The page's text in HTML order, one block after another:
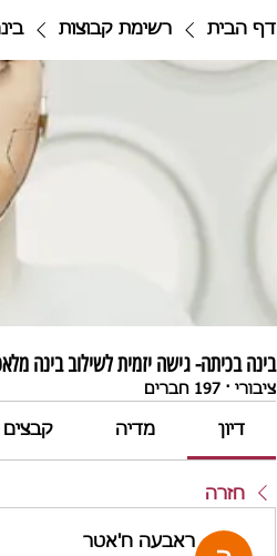
דף הבית רשימת קבוצות
בינה בכיתה- גישה יזמית לשילוב בינה
ציבורי · 197 חברים
דיון מדיה קבצים
חזרה
ראבעה ח'אטר